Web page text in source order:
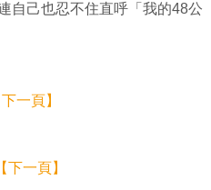
自己也忍不住直呼「我的48公
下一頁】
【下一頁】